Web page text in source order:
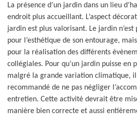
La présence d’un jardin dans un lieu
endroit plus accueillant. L’aspect
jardin est plus valorisant. Le jardin
pour l’esthétique de son entourage,
pour la réalisation des différents
collégiales. Pour qu’un jardin puisse en
malgré la grande variation climatique,
recommandé de ne pas négliger
entretien. Cette activité devrait être
manière bien correcte et aussi